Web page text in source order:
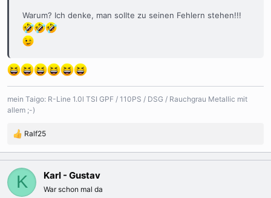
Warum? Ich denke, man sollte zu seinen Fehlern stehen!!!
mein Taigo: R-Line 1.0l TSI GPF / 110PS / DSG / Rauchgrau Metallic mit
allem ;-)
R
a
k
i
Ralf25
K Karl - Gustav
War schon mal da